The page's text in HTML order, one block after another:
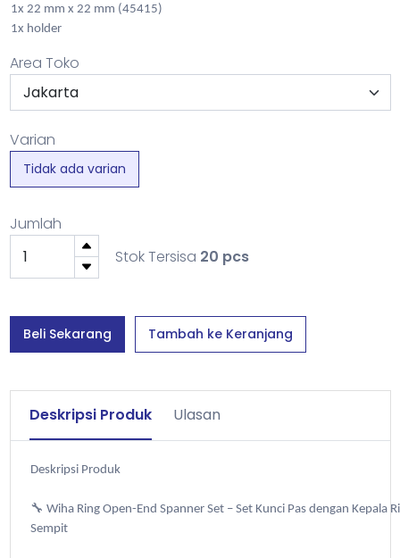
1x 22 mm x 22 mm (45415)
1x holder
Area Toko
Varian
Tidak ada varian
Jumlah
Stok Tersisa 20 pcs
Beli Sekarang Tambah ke Keranjang
Deskripsi Produk Ulasan
Deskripsi Produk
🔧 Wiha Ring Open-End Spanner Set – Set Kunci Pas dengan Kepala
Sempit